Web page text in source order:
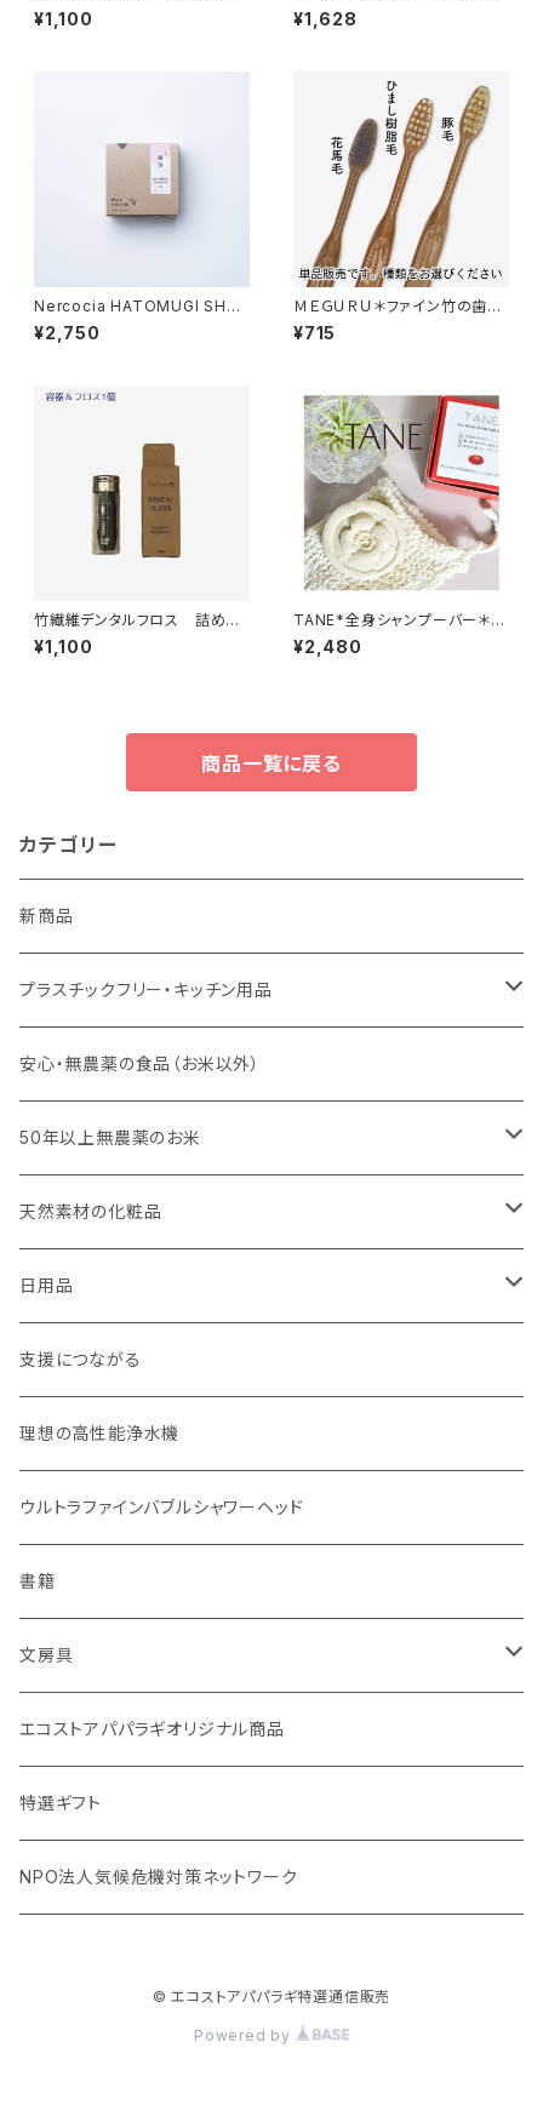
クロ入り＊食用ヴァージン＊オリ
ーブオイルだけを原料とした貴
¥1,100
ィルター 2タイプ（台形・円錐
型）
¥1,628
Nercocia HATOMUGI SHA
MPOOBAR＊シャンプーバー＊
蘇芳＊さらさらふんわり＊
¥2,750
ＭＥＧＵＲＵ＊ファイン竹の歯ブ
ラシ 全3種＊化学物質過敏症/ヴ
ィーガン/生分解性
¥715
竹繊維デンタルフロス 詰め替
え＊ペパーミント&活性炭＊30
m
¥1,100
TANE*全身シャンプーバー＊
髪・顔・アトピーの息子のために
ママが作りました＊
¥2,480
商品一覧に戻る
カテゴリー
新商品
プラスチックフリー・キッチン用品
キッチンスポンジ・キッチンブラシ
びわこ・和太布（日本独自の方法で織られた木綿の布巾）
weck（ドイツ生まれのガラス容器）
パーツ
スタッシャー（シリコンの保存容器）
お弁当箱
無塗装カトラリー
マイボトル
Ecoffee Cup（環境にやさしい竹素材）
stojo(折り畳めて何度でも使用できるコーヒーカップ)
オリーブウッド カッティングボード
調理用品
安心・無農薬の食品（お米以外）
50年以上無農薬のお米
玄米（定期便）
白米（定期便）
分づき米（定期便）
玄米（1回購入）
白米（1回購入）
分づき米（1回購入）
天然素材の化粧品
日焼け止め
ヘアケア
スキンケア
リップバーム
国産シャンプーバー・コンディショナーバー
日用品
国産シャンプーバー・コンディショナーバー
オーラルケア
生分解性ソープ類・せっけん
アメニティー・バス用品
天然素材のブラシ、掃除道具
生理用品
虫除けグッズ
支援につながる
理想の高性能浄水機
ウルトラファインバブルシャワーヘッド
書籍
文房具
バナナペーパーグッズ
天然素材の消しゴム
エコストアパパラギオリジナル商品
特選ギフト
NPO法人気候危機対策ネットワーク
© エコストアパパラギ特選通信販売
Powered by